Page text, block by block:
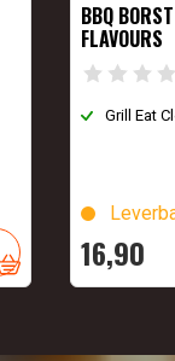
BBQ
FLAVOURS
Grill Eat
16,90